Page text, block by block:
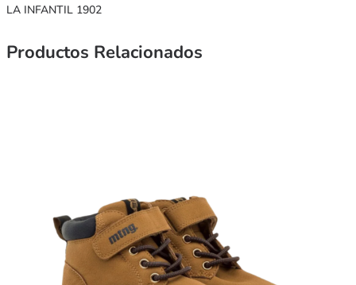
LA INFANTIL 1902
Productos Relacionados